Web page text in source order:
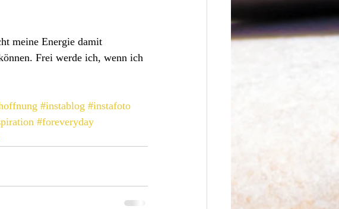
meine Energie damit
Frei werde ich, wenn ich
#instablog #instafoto
#foreveryday